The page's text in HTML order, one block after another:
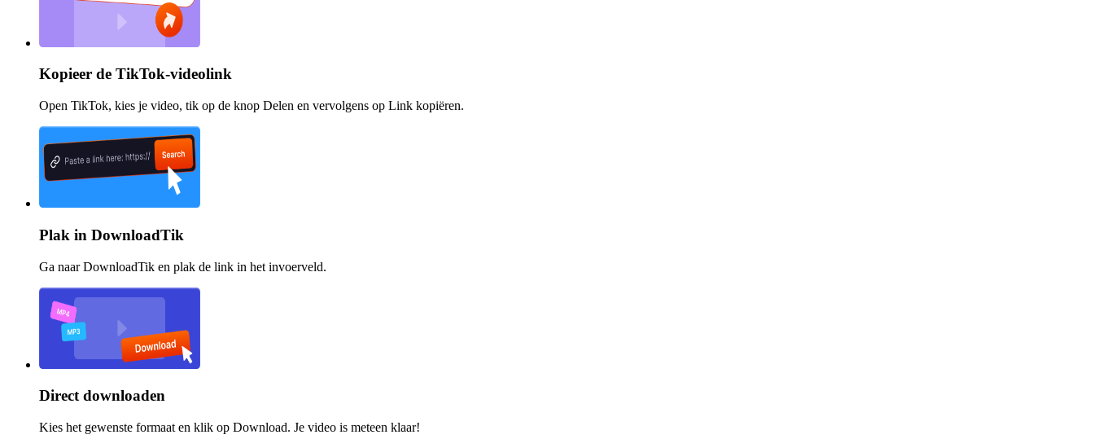
Kopieer de TikTok-videolink
Open TikTok, kies je video, tik op de knop Delen en vervolgens op Link kopiëren.
Plak in DownloadTik
Ga naar DownloadTik en plak de link in het invoerveld.
Direct downloaden
Kies het gewenste formaat en klik op Download. Je video is meteen klaar!